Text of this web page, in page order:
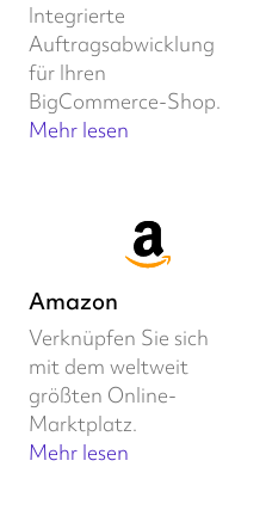
Integrierte
Auftragsabwicklung
für Ihren
BigCommerce-Shop.
Mehr lesen
Amazon
Verknüpfen Sie sich
mit dem weltweit
größten Online-
Marktplatz.
Mehr lesen